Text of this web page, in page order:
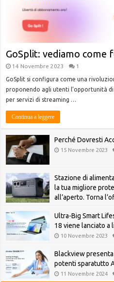
GoSplit: vediamo come
14 Novembre 2023 1
GoSplit si configura come una
proponendo agli utenti l’opportunità
per servizi di streaming …
Continua a leggere
Perché Dovresti
15 Novembre 2023
Stazione di
la tua migliore
all’aperto. Torna
Ultra-Big Smart
18 viene lanciato a
10 Novembre 2023
Blackview presenta
potenti sparatutto
11 Novembre 2024